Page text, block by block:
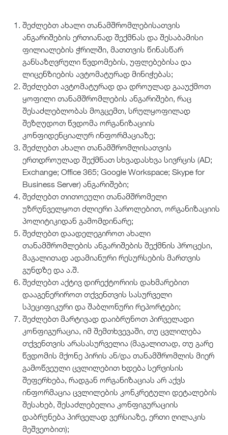
შეძლებთ ახალი თანამშრომლებისათვის
ანგარიშების ერთიანად შექმნას და შესაბამისი
ფილიალების ჭრილში, მათთვის წინასწარ
განსაზღვრული წვდომების, უფლებებისა და
ლიცენზიების ავტომატურად მინიჭებას;
შეძლებთ ავტომატურად და დროულად გააუქმოთ
ყოფილი თანამშრომლების ანგარიშები, რაც
შესაძლებლობას მოგცემთ, სრულყოფილად
შეზღუდოთ წვდომა ორგანიზაციის
კონფიდენციალურ ინფორმაციაზე;
შეძლებთ ახალი თანამშრომლისათვის
ერთდროულად შექმნათ სხვადასხვა სივრცის (AD;
Exchange; Office 365; Google Workspace; Skype for
Business Server) ანგარიშები;
შეძლებთ თითოეული თანამშრომელი
უზრუნველყოთ ძლიერი პაროლებით, ორგანიზაციის
პოლიტიკიდან გამომდინარე;
შეძლებთ დაადელეგიროთ ახალი
თანამშრომლების ანგარიშების შექმნის პროცესი,
მაგალითად ადამიანური რესურსების მართვის
გუნდზე და ა.შ.
შეძლებთ აქტივ დირექტორიის დახმარებით
დააგენერიროთ თქვენთვის სასურველი
სპეციფიკური და შაბლონური რეპორტები;
შეძლებთ მარტივად დაიბრუნოთ პირველადი
კონფიგურაცია, იმ შემთხვევაში, თუ ცვლილება
თქვენთვის არასასურველია (მაგალითად, თუ გარე
წვდომის მქონე პირის ან/და თანამშრომლის მიერ
გამოწვეული ცვლილებით ხდება სერვისის
შეფერხება, რადგან ორგანიზაციას არ აქვს
ინფორმაცია ცვლილების კონკრეტული დეტალების
შესახებ, შესაძლებელია კონფიგურაციის
დაბრუნება პირველად ვერსიაზე, ერთი ღილაკის
მეშვეობით);